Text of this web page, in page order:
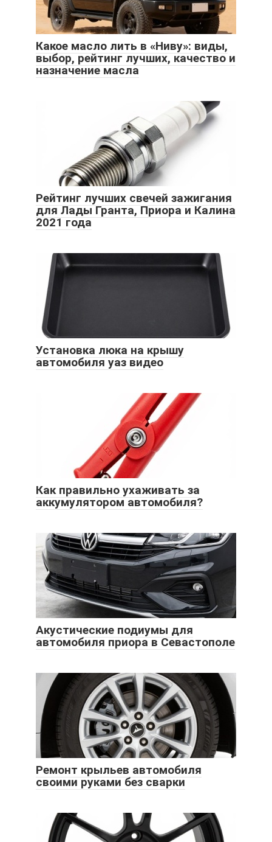
Какое масло лить в «Ниву»: виды,
выбор, рейтинг лучших, качество и
назначение масла
Рейтинг лучших свечей зажигания
для Лады Гранта, Приора и Калина
2021 года
Установка люка на крышу
автомобиля уаз видео
Как правильно ухаживать за
аккумулятором автомобиля?
Акустические подиумы для
автомобиля приора в Севастополе
Ремонт крыльев автомобиля
своими руками без сварки